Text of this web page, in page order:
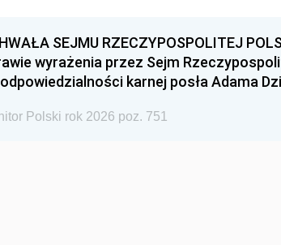
SEJMU RZECZYPOSPOLITEJ
wyrażenia przez Sejm
karnej posła Adama
Polski rok 2026 poz. 751